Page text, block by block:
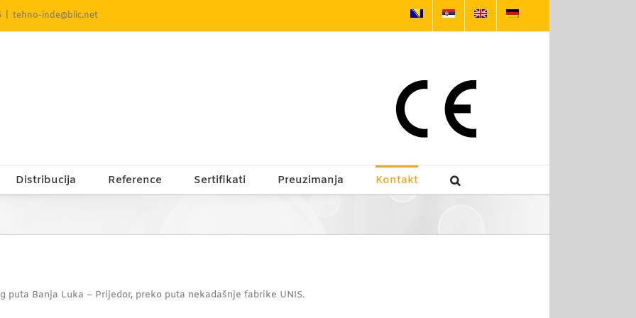
tehno-inde@blic.net
Distribucija Reference Sertifikati Preuzimanja Kontakt
Banja Luka – Prijedor, preko puta nekadašnje fabrike UNIS.